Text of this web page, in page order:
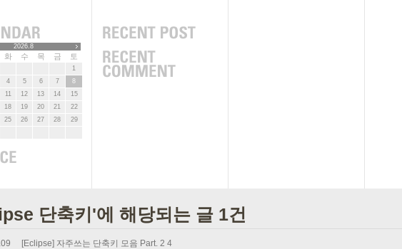
2026.8
화 수 목 금 토
1
4 5 6 7
8
11 12 13 14
15
18 19 20 21
22
25 26 27 28
29
단축키'에 해당되는 글 1건
[Eclipse] 자주쓰는 단축키 모음 Part. 2 4